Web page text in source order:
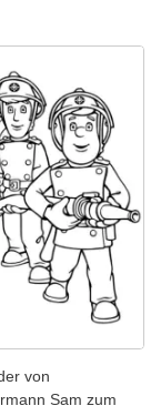
von
Sam zum